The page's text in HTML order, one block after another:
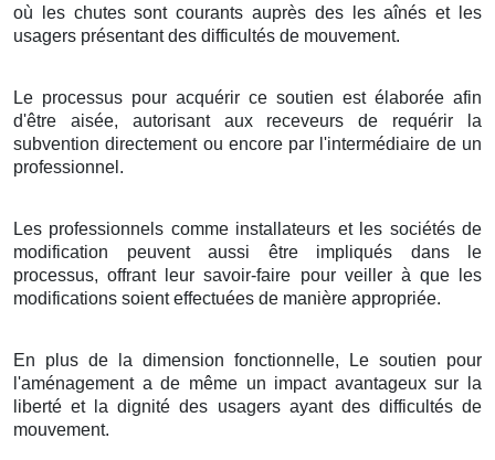
où les chutes sont courants auprès des les aînés et les
usagers présentant des difficultés de mouvement.
Le processus pour acquérir ce soutien est élaborée afin
d'être aisée, autorisant aux receveurs de requérir la
subvention directement ou encore par l'intermédiaire de un
professionnel.
Les professionnels comme installateurs et les sociétés de
modification peuvent aussi être impliqués dans le
processus, offrant leur savoir-faire pour veiller à que les
modifications soient effectuées de manière appropriée.
En plus de la dimension fonctionnelle, Le soutien pour
l'aménagement a de même un impact avantageux sur la
liberté et la dignité des usagers ayant des difficultés de
mouvement.